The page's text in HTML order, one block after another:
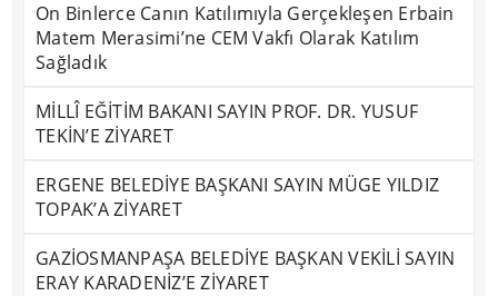
On Binlerce Canın Katılımıyla Gerçekleşen Erbain
Matem Merasimi’ne CEM Vakfı Olarak Katılım
Sağladık
MİLLÎ EĞİTİM BAKANI SAYIN PROF. DR. YUSUF
TEKİN’E ZİYARET
ERGENE BELEDİYE BAŞKANI SAYIN MÜGE YILDIZ
TOPAK’A ZİYARET
GAZİOSMANPAŞA BELEDİYE BAŞKAN VEKİLİ SAYIN
ERAY KARADENİZ’E ZİYARET